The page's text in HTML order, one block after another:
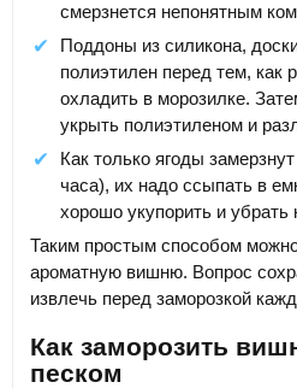
смерзнется непонятным
Поддоны из силикона,
полиэтилен перед тем, как
охладить в морозилке.
укрыть полиэтиленом и
Как только ягоды
часа), их надо ссыпать в
хорошо укупорить и убрать
Таким простым способом можно
ароматную вишню. Вопрос
извлечь перед заморозкой
Как заморозить
песком